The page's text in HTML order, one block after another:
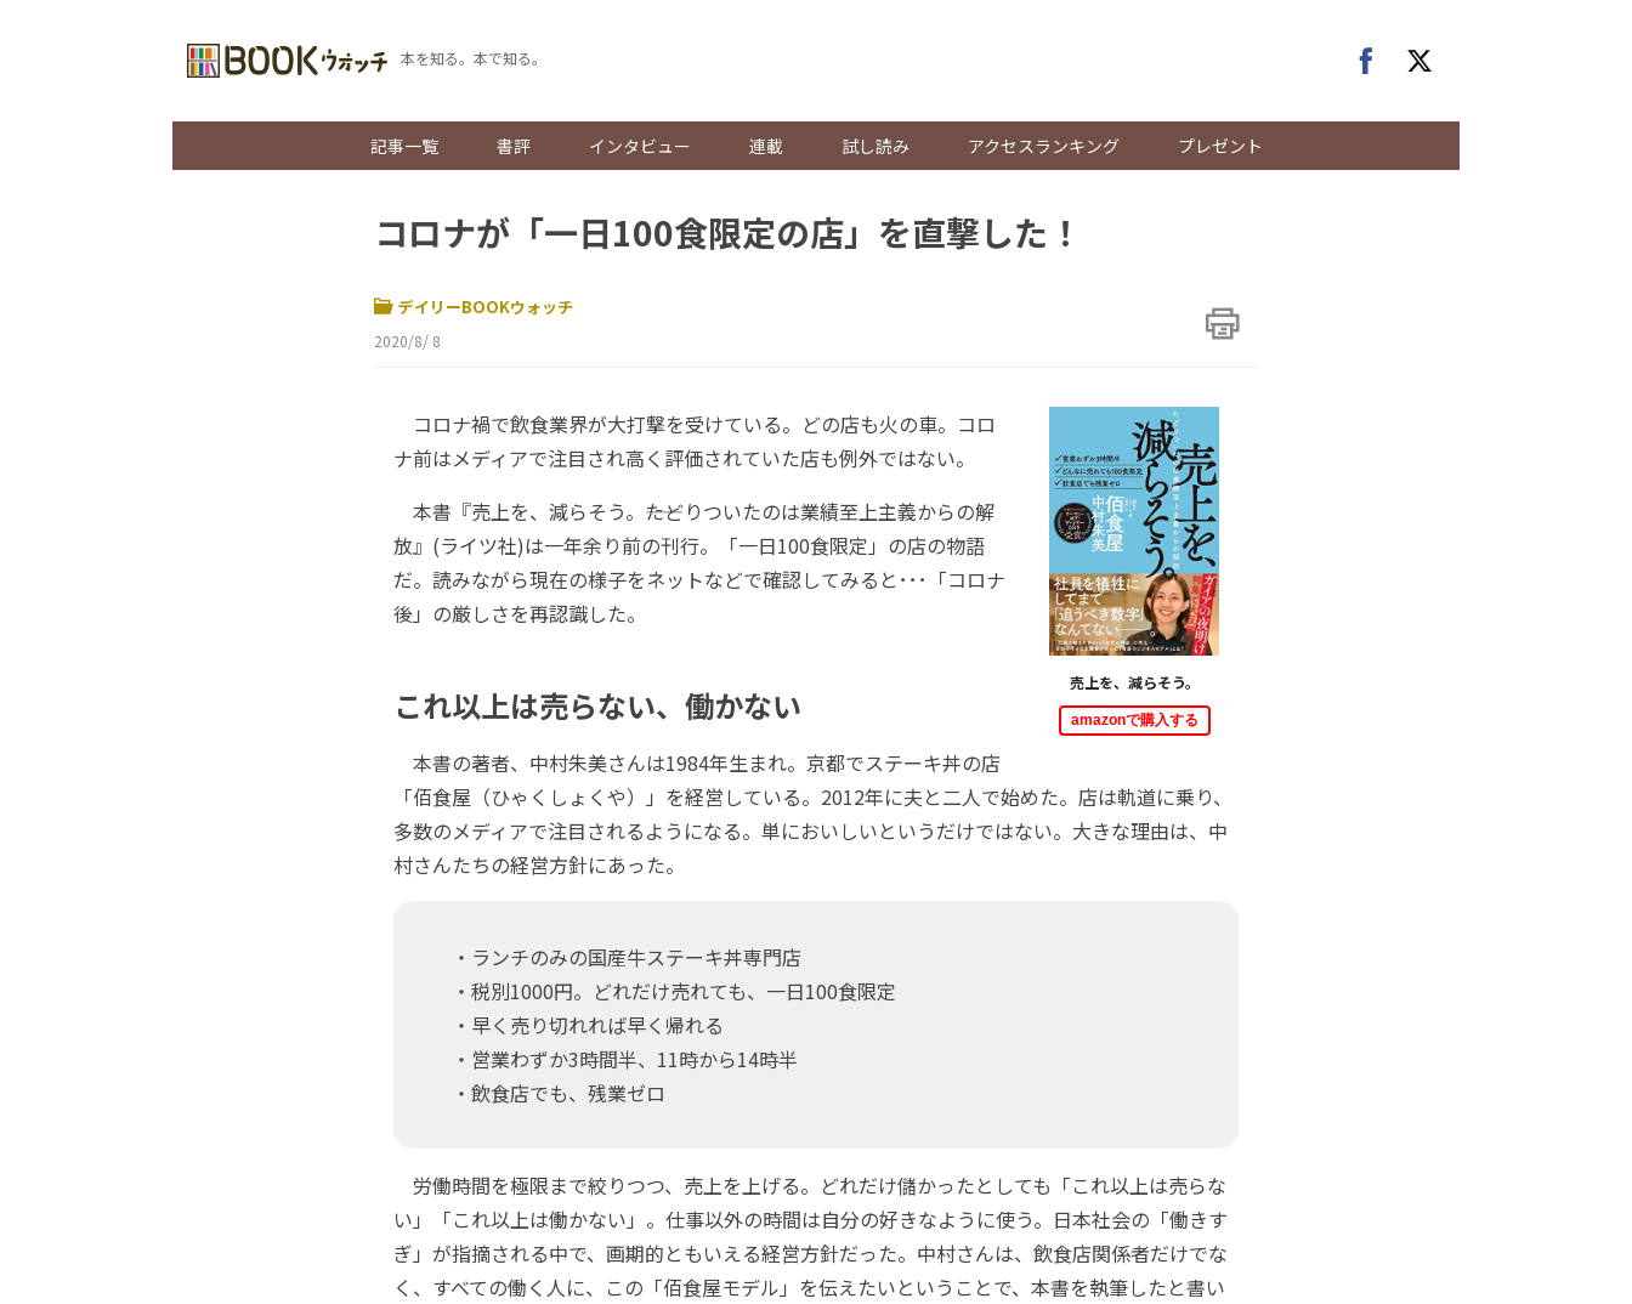
本を知る。本で知る。
記事一覧 書評 インタビュー 連載 試し読み アクセスランキング プレゼント
コロナが「一日100食限定の店」を直撃した！
デイリーBOOKウォッチ
2020/8/ 8
売上を、減らそう。
amazonで購入する
コロナ禍で飲食業界が大打撃を受けている。どの店も火の車。コロ
ナ前はメディアで注目され高く評価されていた店も例外ではない。
本書『売上を、減らそう。――たどりついたのは業績至上主義からの解
放』(ライツ社)は一年余り前の刊行。「一日100食限定」の店の物語
だ。読みながら現在の様子をネットなどで確認してみると･･･「コロナ
後」の厳しさを再認識した。
これ以上は売らない、働かない
本書の著者、中村朱美さんは1984年生まれ。京都でステーキ丼の店
「佰食屋（ひゃくしょくや）」を経営している。2012年に夫と二人で始めた。店は軌道に乗り、
多数のメディアで注目されるようになる。単においしいというだけではない。大きな理由は、中
村さんたちの経営方針にあった。
・ランチのみの国産牛ステーキ丼専門店
・税別1000円。どれだけ売れても、一日100食限定
・早く売り切れれば早く帰れる
・営業わずか3時間半、11時から14時半
・飲食店でも、残業ゼロ
労働時間を極限まで絞りつつ、売上を上げる。どれだけ儲かったとしても「これ以上は売らな
い」「これ以上は働かない」。仕事以外の時間は自分の好きなように使う。日本社会の「働きす
ぎ」が指摘される中で、画期的ともいえる経営方針だった。中村さんは、飲食店関係者だけでな
く、すべての働く人に、この「佰食屋モデル」を伝えたいということで、本書を執筆したと書い